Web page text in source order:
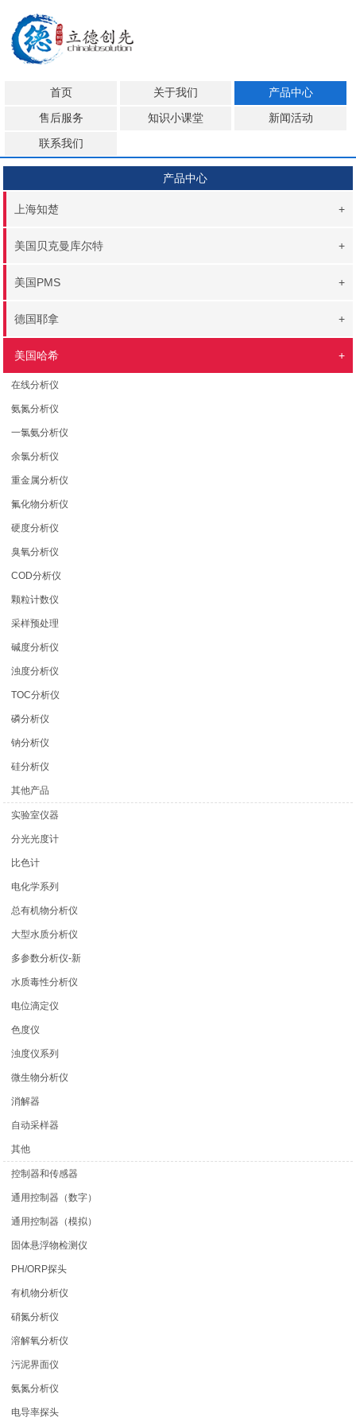
首页 关于我们 产品中心
售后服务 知识小课堂 新闻活动
联系我们
产品中心
上海知楚 +
美国贝克曼库尔特 +
美国PMS +
德国耶拿 +
美国哈希 +
在线分析仪
氨氮分析仪
一氯氨分析仪
余氯分析仪
重金属分析仪
氟化物分析仪
硬度分析仪
臭氧分析仪
COD分析仪
颗粒计数仪
采样预处理
碱度分析仪
浊度分析仪
TOC分析仪
磷分析仪
钠分析仪
硅分析仪
其他产品
实验室仪器
分光光度计
比色计
电化学系列
总有机物分析仪
大型水质分析仪
多参数分析仪-新
水质毒性分析仪
电位滴定仪
色度仪
浊度仪系列
微生物分析仪
消解器
自动采样器
其他
控制器和传感器
通用控制器（数字）
通用控制器（模拟）
固体悬浮物检测仪
PH/ORP探头
有机物分析仪
硝氮分析仪
溶解氧分析仪
污泥界面仪
氨氮分析仪
电导率探头